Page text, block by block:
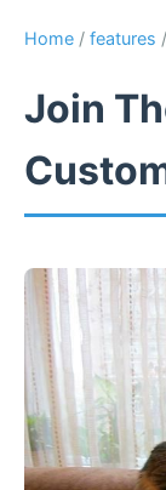
Home / features /
Join